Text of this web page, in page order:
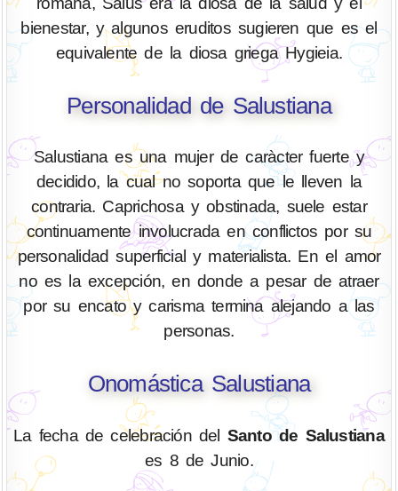
bienestar, y algunos eruditos sugieren que es el
equivalente de la diosa griega Hygieia.
Personalidad de Salustiana
Salustiana es una mujer de caràcter fuerte y
decidido, la cual no soporta que le lleven la
contraria. Caprichosa y obstinada, suele estar
continuamente involucrada en conflictos por su
personalidad superficial y materialista. En el amor
no es la excepción, en donde a pesar de atraer
por su encato y carisma termina alejando a las
personas.
Onomástica Salustiana
La fecha de celebración del Santo de Salustiana
es 8 de Junio.